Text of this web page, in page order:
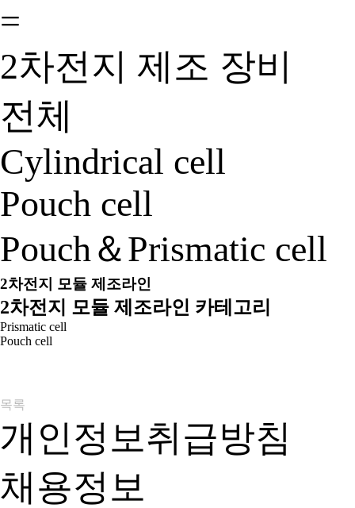
=
2차전지 제조 장비
전체
Cylindrical cell
Pouch cell
Pouch＆Prismatic cell
2차전지 모듈 제조라인
2차전지 모듈 제조라인 카테고리
Prismatic cell
Pouch cell
목록
개인정보취급방침
채용정보